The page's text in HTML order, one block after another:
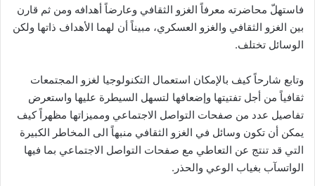
فاستهلّ محاضرته معرفاً الغزو الثقافي وعارضاً أهدافه ومن ثم قارن
بين الغزو الثقافي والغزو العسكري، مبيناً أن لهما الأهداف ذاتها ولكن
الوسائل تختلف.
وتابع شارحاً كيف بالإمكان استعمال التكنولوجيا لغزو المجتمعات
ثقافياً من أجل تفتيتها وإضعافها لتسهل السيطرة عليها واستعرض
تفاصيل عدد من صفحات التواصل الاجتماعي ومميزاتها مظهراً كيف
يمكن أن تكون وسائل في الغزو الثقافي منبهاً الى المخاطر الكبيرة
التي قد تنتج عن التعاطي مع صفحات التواصل الاجتماعي بما فيها
الواتسآب بغياب الوعي والحذر.